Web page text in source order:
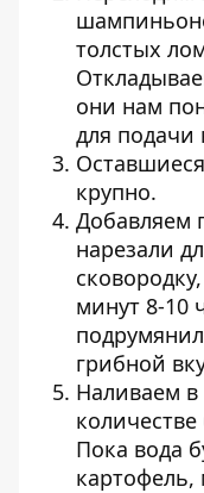
толстых
они нам
для подачи
крупно.
Добавляем
нарезали
минут 8-
грибной
Наливаем
Пока вода
картофель,